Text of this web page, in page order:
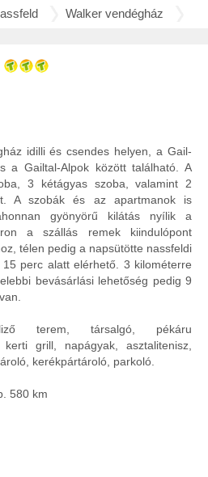
Walker vendégház
idilli és csendes helyen, a Gail-
a Gailtal-Alpok között található. A
3 kétágyas szoba, valamint 2
A szobák és az apartmanok is
gyönyörű kilátás nyílik a
a szállás remek kiindulópont
télen pedig a napsütötte nassfeldi
perc alatt elérhető. 3 kilométerre
bevásárlási lehetőség pedig 9
terem, társalgó, pékáru
grill, napágyak, asztalitenisz,
kerékpártároló, parkoló.
580 km